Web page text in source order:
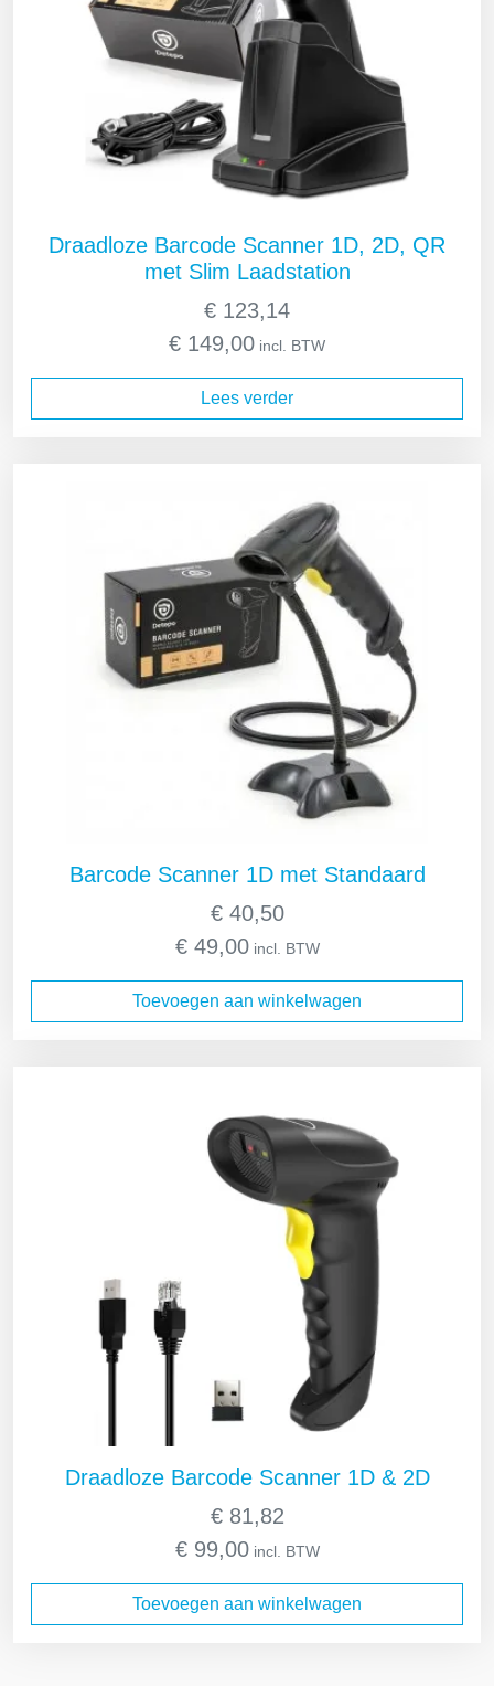
Draadloze Barcode Scanner 1D, 2D, QR
met Slim Laadstation
€ 123,14
€ 149,00 incl. BTW
Lees verder
Barcode Scanner 1D met Standaard
€40,50
€49,00incl. BTW
Toevoegen aan winkelwagen
Draadloze Barcode Scanner 1D & 2D
€81,82
€99,00incl. BTW
Toevoegen aan winkelwagen